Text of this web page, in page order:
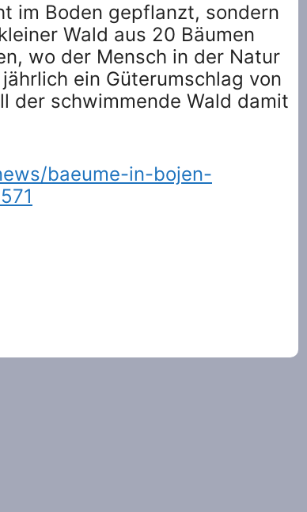
im Boden gepflanzt, sondern
Wald aus 20 Bäumen
wo der Mensch in der Natur
ein Güterumschlag von
der schwimmende Wald damit
baeume-in-bojen-